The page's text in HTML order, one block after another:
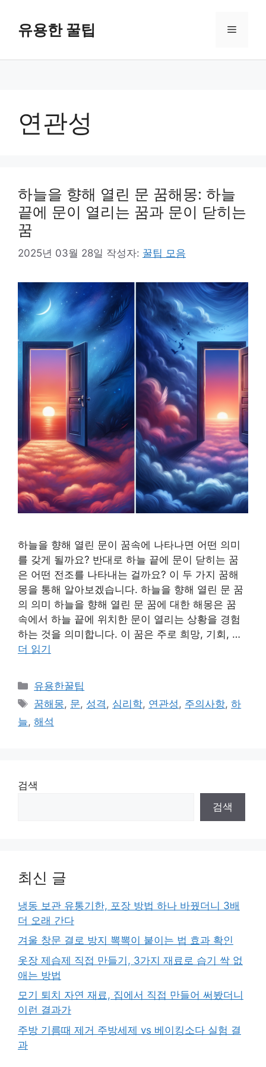
유용한 꿀팁 메
연관성
하늘을 향해 열린 문 꿈해몽: 하늘
끝에 문이 열리는 꿈과 문이 닫히는
꿈
2025년 03월 28일 작성자: 꿀팁 모음
하늘을 향해 열린 문이 꿈속에 나타나면 어떤 의미
를 갖게 될까요? 반대로 하늘 끝에 문이 닫히는 꿈
은 어떤 전조를 나타내는 걸까요? 이 두 가지 꿈해
몽을 통해 알아보겠습니다. 하늘을 향해 열린 문 꿈
의 의미 하늘을 향해 열린 문 꿈에 대한 해몽은 꿈
속에서 하늘 끝에 위치한 문이 열리는 상황을 경험
하는 것을 의미합니다. 이 꿈은 주로 희망, 기회, …
더 읽기
카
테
고
리
유용한꿀팁
태
그
꿈해몽, 문, 성격 , 심리학, 연관성 , 주의사항,하
늘, 해석
검색
검색
최신 글
냉동 보관 유통기한, 포장 방법 하나 바꿨더니 3배
더 오래 간다
겨울 창문 결로 방지 뽁뽁이 붙이는 법 효과 확인
옷장 제습제 직접 만들기, 3가지 재료로 습기 싹 없
애는 방법
모기 퇴치 자연 재료, 집에서 직접 만들어 써봤더니
이런 결과가
주방 기름때 제거 주방세제 vs 베이킹소다 실험 결
과